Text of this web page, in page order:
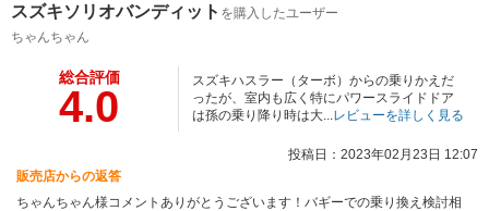
スズキソリオバンディット を購入したユーザー
ちゃんちゃん
総合評価
4.0
スズキハスラー（ターボ）からの乗りかえだ
ったが、室内も広く特にパワースライドドア
は孫の乗り降り時は大... レビューを詳しく見る
投稿日：2023年02月23日 12:07
販売店からの返答
ちゃんちゃん様コメントありがとうございます！バギーでの乗り換え検討相